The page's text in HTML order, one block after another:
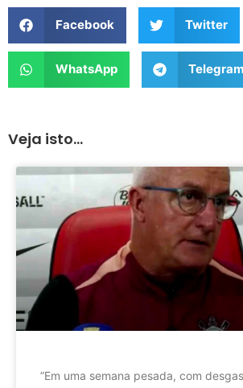
Facebook Twitter
WhatsApp Telegram
Veja isto...
”Em uma semana pesada, com